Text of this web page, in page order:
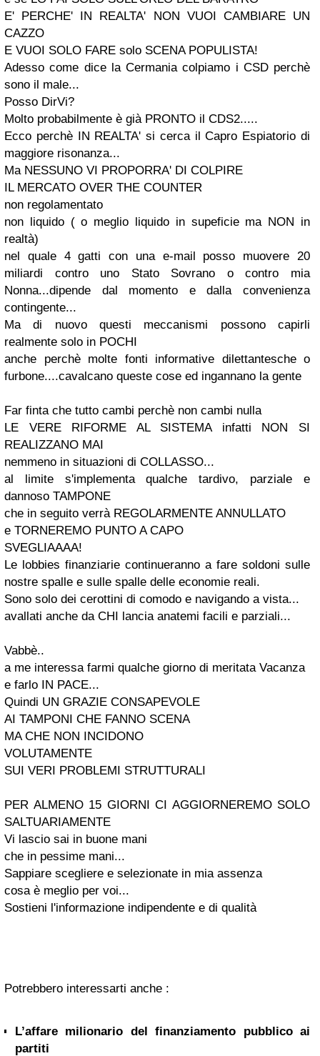
E' PERCHE' IN REALTA' NON VUOI CAMBIARE UN
CAZZO
E VUOI SOLO FARE solo SCENA POPULISTA!
Adesso come dice la Cermania colpiamo i CSD perchè
sono il male...
Posso DirVi?
Molto probabilmente è già PRONTO il CDS2.....
Ecco perchè IN REALTA' si cerca il Capro Espiatorio di
maggiore risonanza...
Ma NESSUNO VI PROPORRA' DI COLPIRE
IL MERCATO OVER THE COUNTER
non regolamentato
non liquido ( o meglio liquido in supeficie ma NON in
realtà)
nel quale 4 gatti con una e-mail posso muovere 20
miliardi contro uno Stato Sovrano o contro mia
Nonna...dipende dal momento e dalla convenienza
contingente...
Ma di nuovo questi meccanismi possono capirli
realmente solo in POCHI
anche perchè molte fonti informative dilettantesche o
furbone....cavalcano queste cose ed ingannano la gente
Far finta che tutto cambi perchè non cambi nulla
LE VERE RIFORME AL SISTEMA infatti NON SI
REALIZZANO MAI
nemmeno in situazioni di COLLASSO...
al limite s'implementa qualche tardivo, parziale e
dannoso TAMPONE
che in seguito verrà REGOLARMENTE ANNULLATO
e TORNEREMO PUNTO A CAPO
SVEGLIAAAA!
Le lobbies finanziarie continueranno a fare soldoni sulle
nostre spalle e sulle spalle delle economie reali.
Sono solo dei cerottini di comodo e navigando a vista...
avallati anche da CHI lancia anatemi facili e parziali...
Vabbè..
a me interessa farmi qualche giorno di meritata Vacanza
e farlo IN PACE...
Quindi UN GRAZIE CONSAPEVOLE
AI TAMPONI CHE FANNO SCENA
MA CHE NON INCIDONO
VOLUTAMENTE
SUI VERI PROBLEMI STRUTTURALI
PER ALMENO 15 GIORNI CI AGGIORNEREMO SOLO
SALTUARIAMENTE
Vi lascio sai in buone mani
che in pessime mani...
Sappiare scegliere e selezionate in mia assenza
cosa è meglio per voi...
Sostieni l'informazione indipendente e di qualità
Potrebbero interessarti anche :
L’affare milionario del finanziamento pubblico ai
partiti